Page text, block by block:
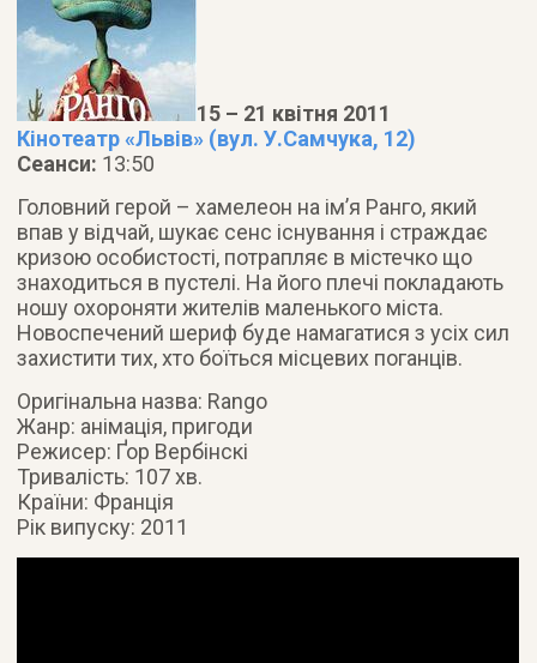
15 – 21 квітня 2011
Кінотеатр «Львів» (вул. У.Самчука, 12)
Сеанси: 13:50
Головний герой – хамелеон на ім’я Ранго, який
впав у відчай, шукає сенс існування і страждає
кризою особистості, потрапляє в містечко що
знаходиться в пустелі. На його плечі покладають
ношу охороняти жителів маленького міста.
Новоспечений шериф буде намагатися з усіх сил
захистити тих, хто боїться місцевих поганців.
Оригінальна назва: Rango
Жанр: анімація, пригоди
Режисер: Ґор Вербінскі
Тривалість: 107 хв.
Країни: Франція
Рік випуску: 2011